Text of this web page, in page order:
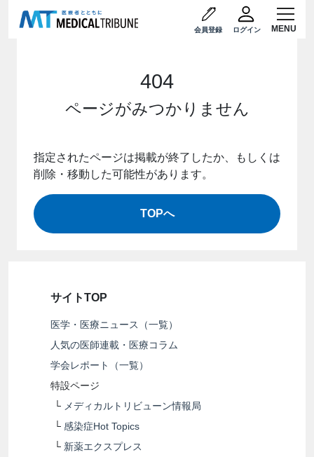
会員登録 ログイン
404
ページがみつかりません
指定されたページは掲載が終了したか、もしくは
削除・移動した可能性があります。
TOPへ
サイトTOP
医学・医療ニュース（一覧）
人気の医師連載・医療コラム
学会レポート（一覧）
特設ページ
└ メディカルトリビューン情報局
└ 感染症Hot Topics
└ 新薬エクスプレス